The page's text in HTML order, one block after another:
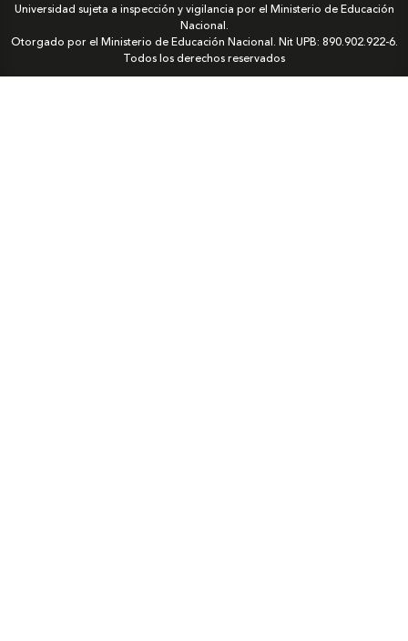
Universidad sujeta a inspección y vigilancia por el Ministerio de Educación
Nacional.
Otorgado por el Ministerio de Educación Nacional. Nit UPB: 890.902.922-6.
Todos los derechos reservados